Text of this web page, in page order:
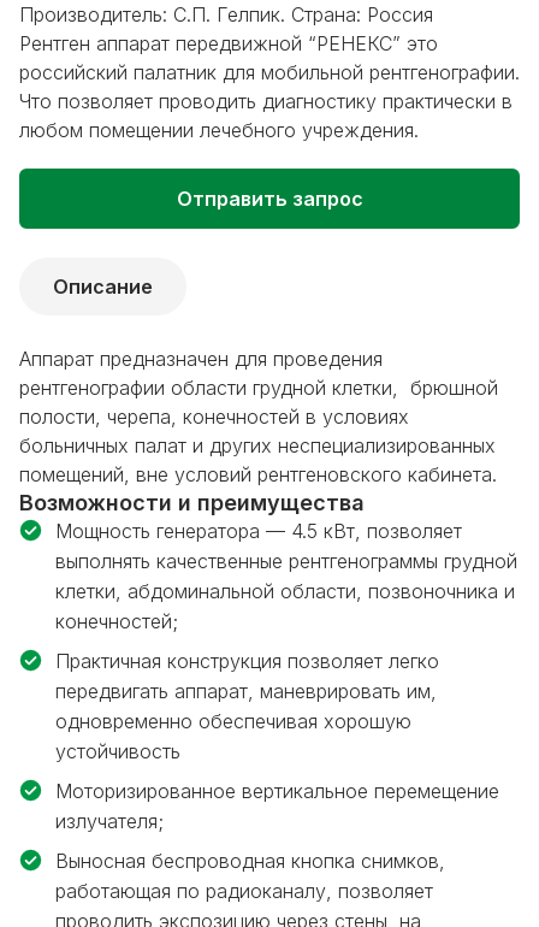
Производитель: С.П. Гелпик. Страна: Россия
Рентген аппарат передвижной “РЕНЕКС” это
российский палатник для мобильной рентгенографии.
Что позволяет проводить диагностику практически в
любом помещении лечебного учреждения.
Отправить запрос
Описание
Аппарат предназначен для проведения
рентгенографии области грудной клетки, брюшной
полости, черепа, конечностей в условиях
больничных палат и других неспециализированных
помещений, вне условий рентгеновского кабинета.
Возможности и преимущества
Мощность генератора — 4.5 кВт, позволяет
выполнять качественные рентгенограммы грудной
клетки, абдоминальной области, позвоночника и
конечностей;
Практичная конструкция позволяет легко
передвигать аппарат, маневрировать им,
одновременно обеспечивая хорошую
устойчивость
Моторизированное вертикальное перемещение
излучателя;
Выносная беспроводная кнопка снимков,
работающая по радиоканалу, позволяет
проводить экспозицию через стены, на